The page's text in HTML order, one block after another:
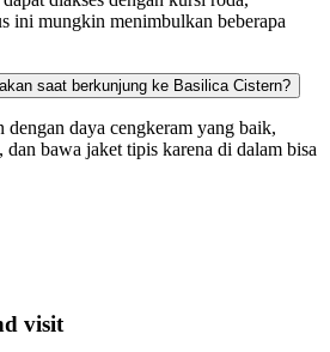
ini mungkin menimbulkan beberapa
saat berkunjung ke Basilica Cistern?
dengan daya cengkeram yang baik,
bawa jaket tipis karena di dalam bisa
visit